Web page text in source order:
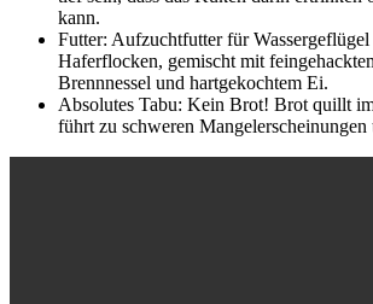
kann.
Futter: Aufzuchtfutter für
Haferflocken, gemischt mit
Brennnessel und hartgekochtem Ei.
Absolutes Tabu: Kein Brot! Brot quillt
führt zu schweren Mangelerscheinungen